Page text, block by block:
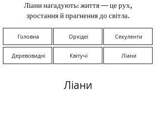
Ліани нагадують: життя — це рух,
зростання й прагнення до світла.
Головна
Деревовидні
Орхідеї
Квітучі
Секуленти
Ліани
Ліани